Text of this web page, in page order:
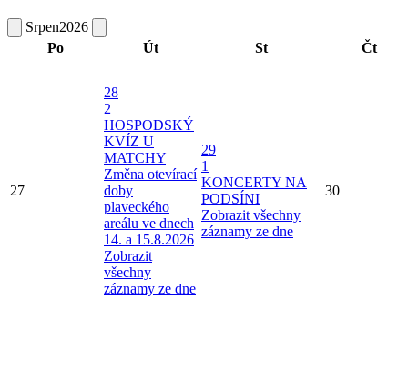
Srpen2026
Po
Út St Čt
27
28
2
HOSPODSKÝ
KVÍZ U
MATCHY
Změna otevírací
doby
plaveckého
areálu ve dnech
14. a 15.8.2026
Zobrazit
všechny
záznamy ze dne
29
1
KONCERTY NA
PODSÍNI
Zobrazit všechny
záznamy ze dne
30